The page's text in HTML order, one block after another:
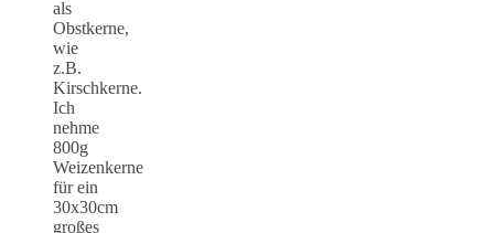
als
Obstkerne,
wie
z.B.
Kirschkerne.
Ich
nehme
800g
Weizenkerne
für ein
30x30cm
großes